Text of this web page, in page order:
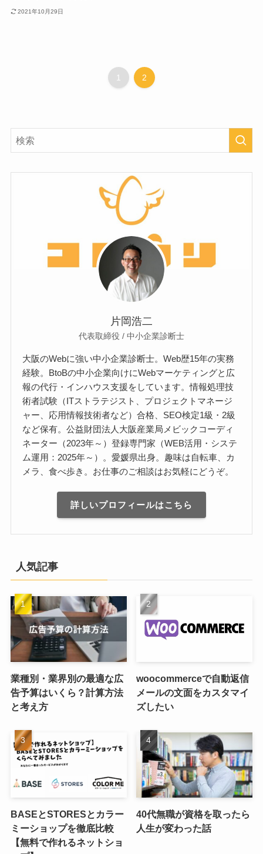
2021年10月29日
1 2
片岡浩二
代表取締役 / 中小企業診断士
大阪のWebに強い中小企業診断士。Web歴15年の実務
経験。BtoBの中小企業向けにWebマーケティングと広
報の代行・インハウス支援をしています。情報処理技
術者試験（ITストラテジスト、プロジェクトマネージ
ャー、応用情報技術者など）合格、SEO検定1級・2級
など保有。公益財団法人大阪産業局メビックコーディ
ネーター（2023年～）登録専門家（WEB活用・システ
ム運用：2025年～）。愛媛県出身。趣味は自転車、カ
メラ、食べ歩き。お仕事のご相談はお気軽にどうぞ。
詳しいプロフィールはこちら
人気記事
業種別・業界別の最適な広
告予算はいくら？計算方法
と考え方
woocommerceで自動返信
メールの文面をカスタマイ
ズしたい
BASEとSTORESとカラー
ミーショップを徹底比較
【無料で作れるネットショ
40代無職が資格を取ったら
人生が変わった話